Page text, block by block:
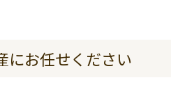
にお任せください